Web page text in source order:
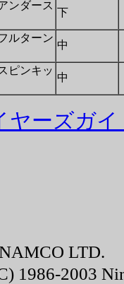
ンダース
下
ルターン
中
ピンキッ
中
ヤーズガ
LTD.
1986-2003